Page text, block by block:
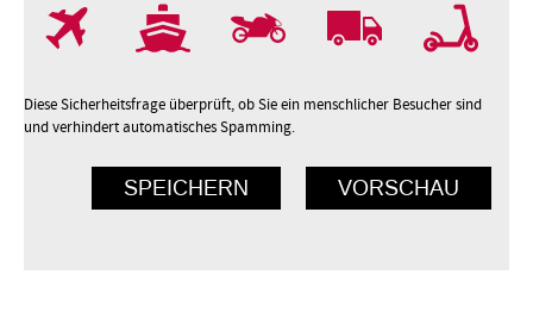
Diese Sicherheitsfrage überprüft, ob Sie ein menschlicher Besucher sind
und verhindert automatisches Spamming.